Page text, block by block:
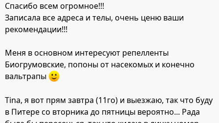
Спасибо всем огромное!!!
Записала все адреса и телы, очень ценю ваши
рекомендации!!!
Меня в основном интересуют репелленты
Биогрумовские, попоны от насекомых и конечно
вальтрапы
Tina, я вот прям завтра (11го) и выезжаю, так что буду
в Питере со вторника до пятницы вероятно... Рада